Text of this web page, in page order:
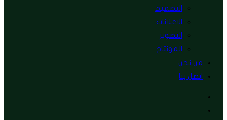
التصميم
الاعلانات
التصوير
المونتاج
من نحن
اتصل بنا